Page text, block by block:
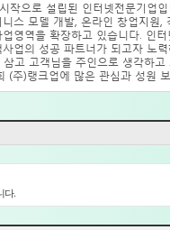
작으로 설립된 인터넷전문기업입
스 모델 개발, 온라인 창업지원,
영역을 확장하고 있습니다. 인
업의 성공 파트너가 되고자 노
고 고객님을 주인으로 생각하
(주)랭크업에 많은 관심과 성원
다.